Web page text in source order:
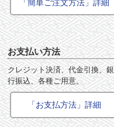
「簡単ご注文方法」詳細
お支払い方法
クレジット決済、代金引換、銀
行振込、各種ご用意。
「お支払方法」詳細